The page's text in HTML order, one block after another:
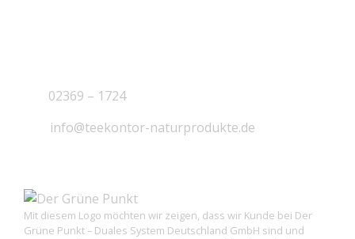
02369 – 1724
info@teekontor-naturprodukte.de
Mit diesem Logo möchten wir zeigen, dass wir Kunde bei Der
Grüne Punkt – Duales System Deutschland GmbH sind und